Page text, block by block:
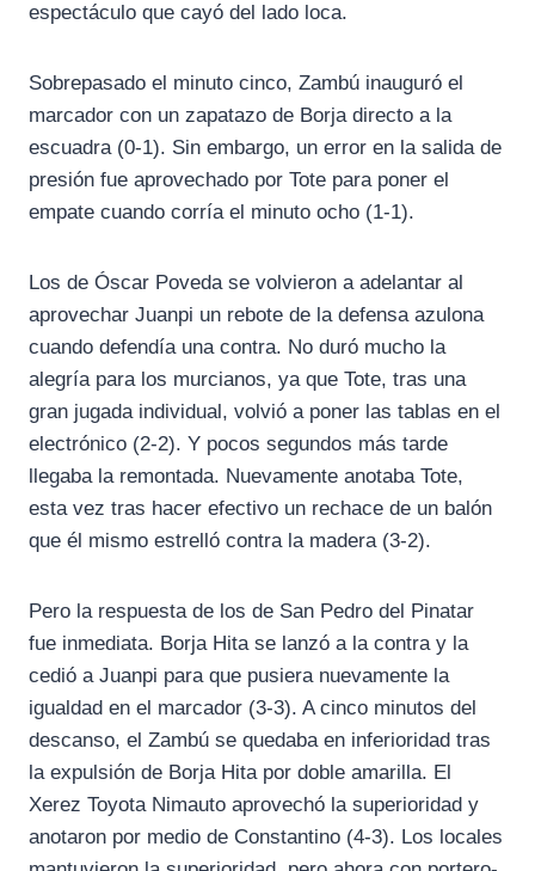
espectáculo que cayó del lado loca.
Sobrepasado el minuto cinco, Zambú inauguró el
marcador con un zapatazo de Borja directo a la
escuadra (0-1). Sin embargo, un error en la salida de
presión fue aprovechado por Tote para poner el
empate cuando corría el minuto ocho (1-1).
Los de Óscar Poveda se volvieron a adelantar al
aprovechar Juanpi un rebote de la defensa azulona
cuando defendía una contra. No duró mucho la
alegría para los murcianos, ya que Tote, tras una
gran jugada individual, volvió a poner las tablas en el
electrónico (2-2). Y pocos segundos más tarde
llegaba la remontada. Nuevamente anotaba Tote,
esta vez tras hacer efectivo un rechace de un balón
que él mismo estrelló contra la madera (3-2).
Pero la respuesta de los de San Pedro del Pinatar
fue inmediata. Borja Hita se lanzó a la contra y la
cedió a Juanpi para que pusiera nuevamente la
igualdad en el marcador (3-3). A cinco minutos del
descanso, el Zambú se quedaba en inferioridad tras
la expulsión de Borja Hita por doble amarilla. El
Xerez Toyota Nimauto aprovechó la superioridad y
anotaron por medio de Constantino (4-3). Los locales